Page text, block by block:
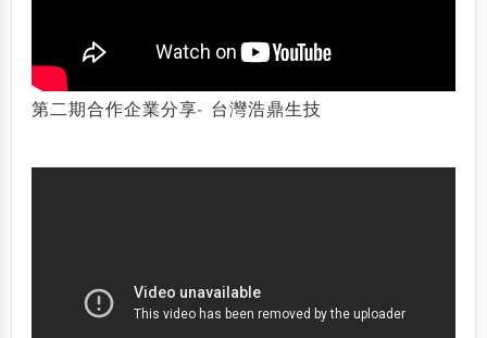
第二期合作企業分享- 台灣浩鼎生技